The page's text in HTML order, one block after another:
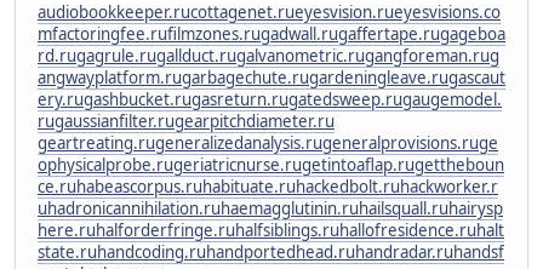
audiobookkeeper.rucottagenet.rueyesvision.rueyesvisions.co
mfactoringfee.rufilmzones.rugadwall.rugaffertape.rugageboa
rd.rugagrule.rugallduct.rugalvanometric.rugangforeman.rug
angwayplatform.rugarbagechute.rugardeningleave.rugascaut
ery.rugashbucket.rugasreturn.rugatedsweep.rugaugemodel.
rugaussianfilter.rugearpitchdiameter.ru
geartreating.rugeneralizedanalysis.rugeneralprovisions.ruge
ophysicalprobe.rugeriatricnurse.rugetintoaflap.rugettheboun
ce.ruhabeascorpus.ruhabituate.ruhackedbolt.ruhackworker.r
uhadronicannihilation.ruhaemagglutinin.ruhailsquall.ruhairysp
here.ruhalforderfringe.ruhalfsiblings.ruhallofresidence.ruhalt
state.ruhandcoding.ruhandportedhead.ruhandradar.ruhandsf